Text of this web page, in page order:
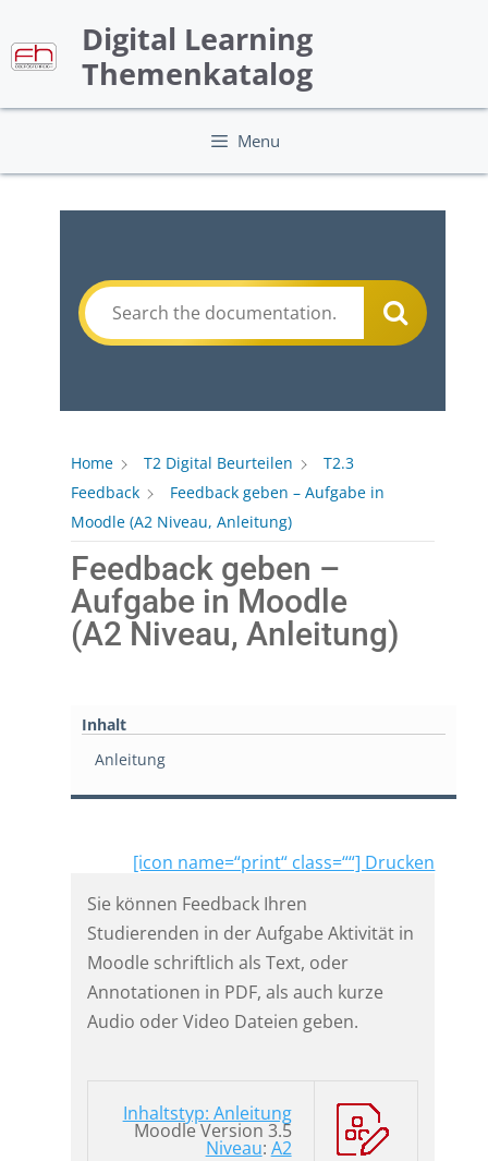
content
Digital Learning
Themenkatalog
Menu
Home T2 Digital Beurteilen
T2.3
Feedback
Feedback geben – Aufgabe in
Moodle (A2 Niveau, Anleitung)
Feedback geben –
Aufgabe in Moodle
(A2 Niveau, Anleitung)
Inhalt
Anleitung
[icon name=“print“ class=““] Drucken
Sie können Feedback Ihren
Studierenden in der Aufgabe Aktivität in
Moodle schriftlich als Text, oder
Annotationen in PDF, als auch kurze
Audio oder Video Dateien geben.
Inhaltstyp: Anleitung
Moodle Version 3.5
Niveau: A2